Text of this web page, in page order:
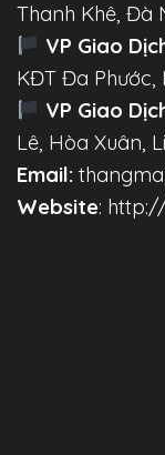
Thanh Khê, Đà
VP Giao
KĐT Đa Phước,
VP Giao
Lê, Hòa Xuân,
Email:
Website: